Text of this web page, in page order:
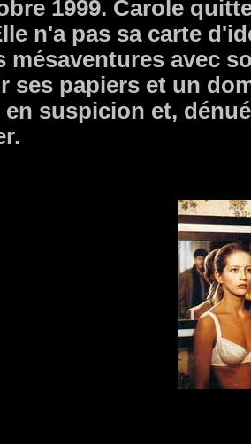
1999. Carole
n'a pas sa carte
mésaventures avec
ses papiers et un
en suspicion et,